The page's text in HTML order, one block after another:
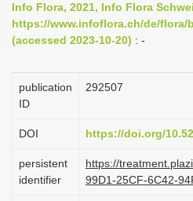
g
t
Info Flora, 2021, Info Flora
https://www.infoflora.ch/de/flora/
(accessed 2023-10-20) : -
publication
ID
292507
DOI https://doi.org/
persistent
identifier
https://
99D1-25CF-6C42-